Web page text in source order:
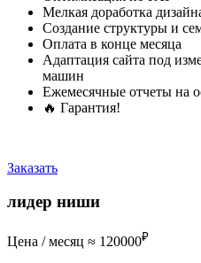
Мелкая доработка
Создание структуры и
Оплата в конце месяца
Адаптация сайта под
машин
Ежемесячные отчеты на
🔥 Гарантия!
Заказать
лидер ниши
Цена / месяц ≈ 120000₽